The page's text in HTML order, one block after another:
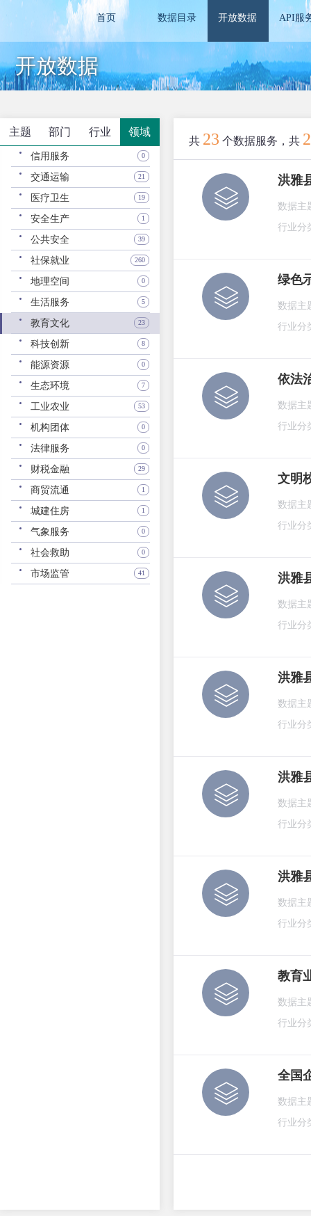
首页 数据目录 开放数据 API服
开放数据
主题 部门 行业 领域
信用服务 0
交通运输 21
医疗卫生 19
安全生产 1
公共安全 39
社保就业 260
地理空间 0
生活服务 5
教育文化 23
科技创新 8
能源资源 0
生态环境 7
工业农业 53
机构团体 0
法律服务 0
财税金融 29
商贸流通 1
城建住房 1
气象服务 0
社会救助 0
市场监管 41
共 23 个数据服务，共
洪雅
数据主
行业分
绿色
数据主
行业分
依法
数据主
行业分
文明
数据主
行业分
洪雅
数据主
行业分
洪雅
数据主
行业分
洪雅
数据主
行业分
洪雅
数据主
行业分
教育
数据主
行业分
全国
数据主
行业分